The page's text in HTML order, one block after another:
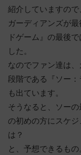
紹介していますので
ガーディアンズが
ドゲーム』の最後
した。
なのでファン達は
段階である『ソー
も出ています。
そうなると、ソー
の初めの方にスケ
は？
と、予想できるも